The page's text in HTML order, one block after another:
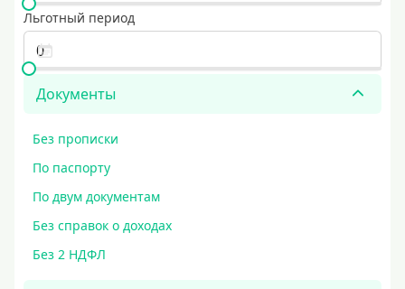
Льготный период
Документы
Без прописки
По паспорту
По двум документам
Без справок о доходах
Без 2 НДФЛ